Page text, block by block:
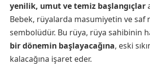
yenilik, umut ve temiz başlangıçlar
Bebek, rüyalarda masumiyetin ve saf
sembolüdür. Bu rüya, rüya sahibinin
bir dönemin başlayacağına, eski
kalacağına işaret eder.